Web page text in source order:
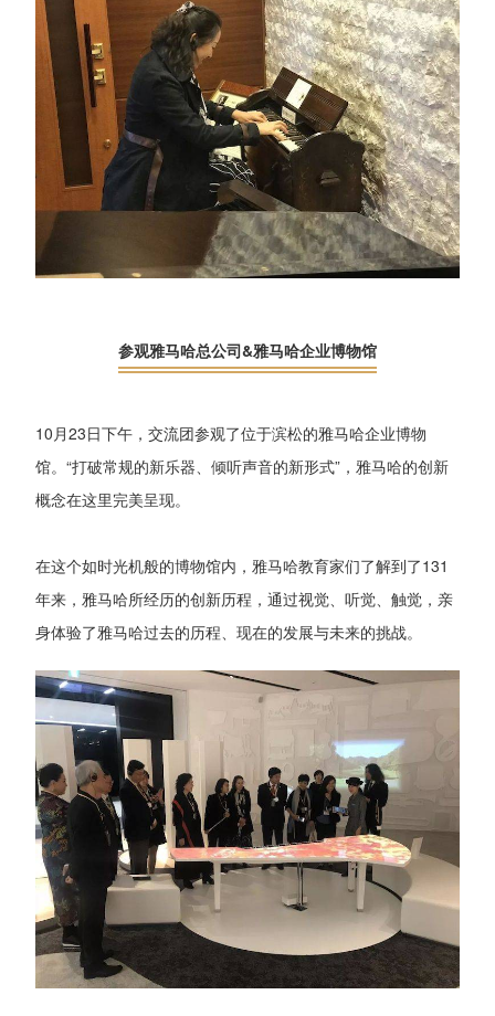
参观雅马哈总公司&雅马哈企业博物馆
10月23日下午，交流团参观了位于滨松的雅马哈企业博物
馆。“打破常规的新乐器、倾听声音的新形式”，雅马哈的创新
概念在这里完美呈现。
在这个如时光机般的博物馆内，雅马哈教育家们了解到了131
年来，雅马哈所经历的创新历程，通过视觉、听觉、触觉，亲
身体验了雅马哈过去的历程、现在的发展与未来的挑战。